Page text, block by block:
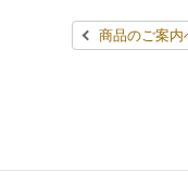
行政サービス
学び・教育
オンラインフォトサー
コインランドリー（店
データで見るセブン‐イ
セブン‐イレブンの「商
セブン-イレブンの横顔
報告書ライブラリー
한국어(서비스)
商品のご案内